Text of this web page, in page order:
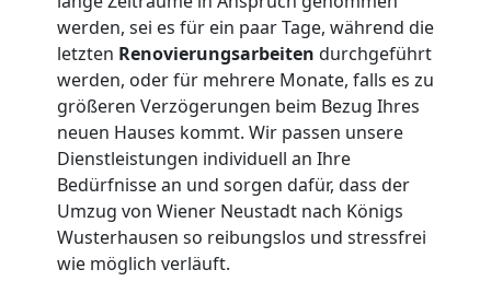
werden, sei es für ein paar Tage, während die
letzten Renovierungsarbeiten durchgeführt
werden, oder für mehrere Monate, falls es zu
größeren Verzögerungen beim Bezug Ihres
neuen Hauses kommt. Wir passen unsere
Dienstleistungen individuell an Ihre
Bedürfnisse an und sorgen dafür, dass der
Umzug von Wiener Neustadt nach Königs
Wusterhausen so reibungslos und stressfrei
wie möglich verläuft.
Neustadt
Vereinsumzug
Wiener
Neustadt